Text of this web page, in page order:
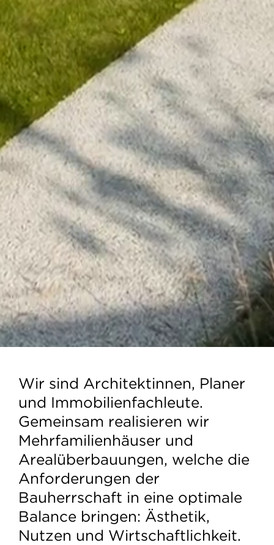
Wir sind Architektinnen, Planer
und Immobilienfachleute.
Gemeinsam realisieren wir
Mehrfamilienhäuser und
Arealüberbauungen, welche die
Anforderungen der
Bauherrschaft in eine optimale
Balance bringen: Ästhetik,
Nutzen und Wirtschaftlichkeit.